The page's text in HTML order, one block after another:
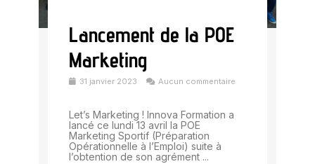
Lancement de la POE
Marketing
31 janvier 2023 Aucun commentaire
Let’s Marketing ! Innova Formation a
lancé ce lundi 13 avril la POE
Marketing Sportif (Préparation
Opérationnelle à l’Emploi) suite à
l’obtention de son agrément ...